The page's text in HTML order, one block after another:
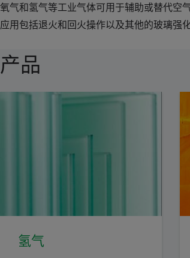
氧气和氢气等工业气体可用于辅助或替代空
应用包括退火和回火操作以及其他的玻璃强
产品
氢气